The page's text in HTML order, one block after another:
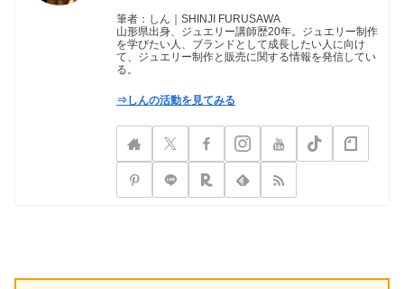
筆者：しん｜SHINJI FURUSAWA
山形県出身、ジュエリー講師歴20年。ジュエリー制作
を学びたい人、ブランドとして成長したい人に向け
て、ジュエリー制作と販売に関する情報を発信してい
る。
⇒しんの活動を見てみる